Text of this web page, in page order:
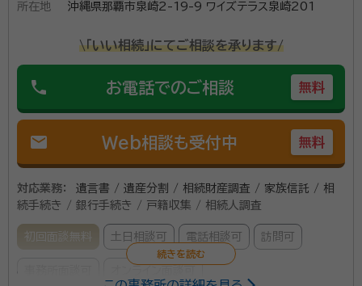
コスモス成年後見サポートセンター沖縄支部
所在地
沖縄県那覇市泉崎2-19-9 ワイズテラス泉崎201
\「いい相続」にてご相談を承ります/
phone お電話でのご相談 無料
mail Web相談も受付中 無料
対応業務：
遺言書 / 遺産分割 / 相続財産調査 / 家族信託 / 相
続手続き / 銀行手続き / 戸籍収集 / 相続人調査
初回面談無料 土日相談可 電話相談可 訪問可